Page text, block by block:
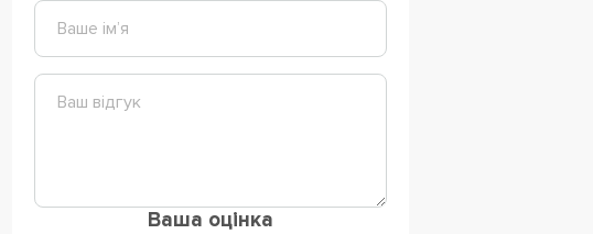
Ваша оцінка